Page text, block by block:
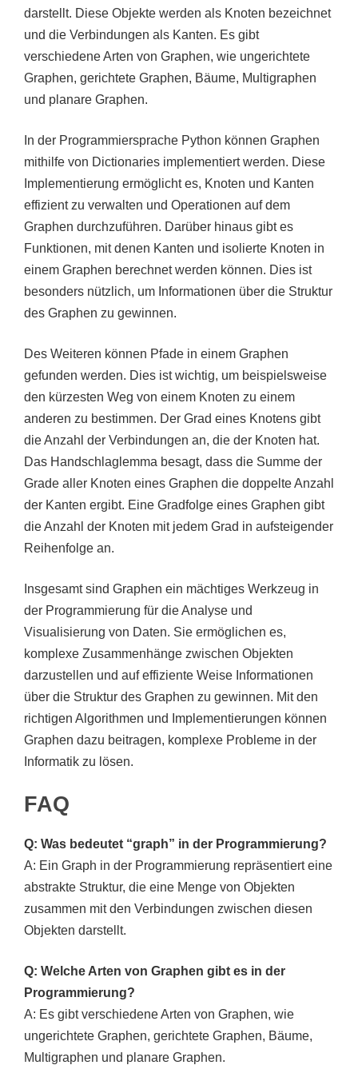
darstellt. Diese Objekte werden als Knoten bezeichnet
und die Verbindungen als Kanten. Es gibt
verschiedene Arten von Graphen, wie ungerichtete
Graphen, gerichtete Graphen, Bäume, Multigraphen
und planare Graphen.
In der Programmiersprache Python können Graphen
mithilfe von Dictionaries implementiert werden. Diese
Implementierung ermöglicht es, Knoten und Kanten
effizient zu verwalten und Operationen auf dem
Graphen durchzuführen. Darüber hinaus gibt es
Funktionen, mit denen Kanten und isolierte Knoten in
einem Graphen berechnet werden können. Dies ist
besonders nützlich, um Informationen über die Struktur
des Graphen zu gewinnen.
Des Weiteren können Pfade in einem Graphen
gefunden werden. Dies ist wichtig, um beispielsweise
den kürzesten Weg von einem Knoten zu einem
anderen zu bestimmen. Der Grad eines Knotens gibt
die Anzahl der Verbindungen an, die der Knoten hat.
Das Handschlaglemma besagt, dass die Summe der
Grade aller Knoten eines Graphen die doppelte Anzahl
der Kanten ergibt. Eine Gradfolge eines Graphen gibt
die Anzahl der Knoten mit jedem Grad in aufsteigender
Reihenfolge an.
Insgesamt sind Graphen ein mächtiges Werkzeug in
der Programmierung für die Analyse und
Visualisierung von Daten. Sie ermöglichen es,
komplexe Zusammenhänge zwischen Objekten
darzustellen und auf effiziente Weise Informationen
über die Struktur des Graphen zu gewinnen. Mit den
richtigen Algorithmen und Implementierungen können
Graphen dazu beitragen, komplexe Probleme in der
Informatik zu lösen.
FAQ
Q: Was bedeutet “graph” in der Programmierung?
A: Ein Graph in der Programmierung repräsentiert eine
abstrakte Struktur, die eine Menge von Objekten
zusammen mit den Verbindungen zwischen diesen
Objekten darstellt.
Q: Welche Arten von Graphen gibt es in der
Programmierung?
A: Es gibt verschiedene Arten von Graphen, wie
ungerichtete Graphen, gerichtete Graphen, Bäume,
Multigraphen und planare Graphen.